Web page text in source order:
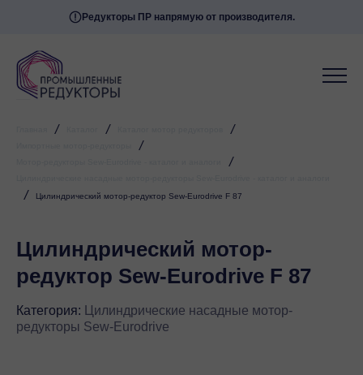
Редукторы ПР напрямую от производителя.
/ / /
/
/
/ Цилиндрический мотор-редуктор Sew-Eurodrive F 87
Цилиндрический мотор-
редуктор Sew-Eurodrive F 87
Категория:
Цилиндрические насадные мотор-
редукторы Sew-Eurodrive